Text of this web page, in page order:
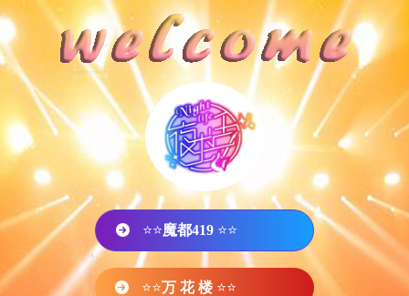
⭐⭐魔都419 ⭐⭐
⭐⭐万 花 楼 ⭐⭐